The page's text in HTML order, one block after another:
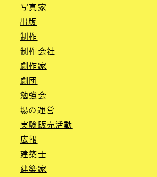
写真家
出版
制作
制作会社
劇作家
劇団
勉強会
場の運営
実験販売活動
広報
建築士
建築家